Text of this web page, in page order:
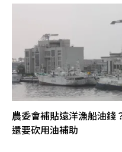
農委會補貼遠洋漁船油錢
還要砍用油補助